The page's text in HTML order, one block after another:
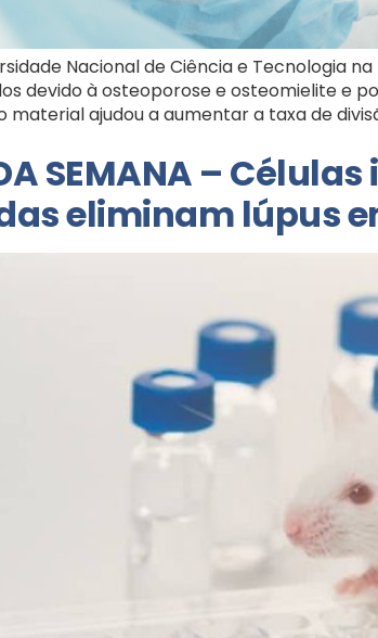
Nacional de Ciência e Tecnologia
devido à osteoporose e osteomielite e
material ajudou a aumentar a taxa de
SEMANA –
eliminam lúpus